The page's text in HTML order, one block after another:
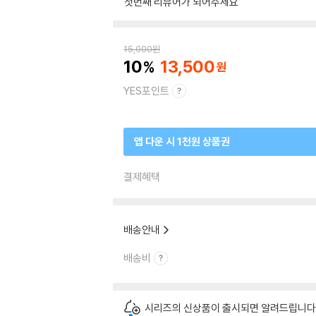
15,000원
10 13,500
YES포인트
앱 다운 시 1천원 상품권
결제혜택
배송안내
배송비
시리즈의 신상품이 출시되면 알려드립니